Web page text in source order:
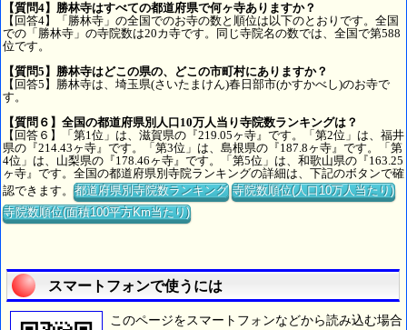
【質問4】勝林寺はすべての都道府県で何ヶ寺ありますか？
【回答4】「勝林寺」の全国でのお寺の数と順位は以下のとおりです。全国
での「勝林寺」の寺院数は20カ寺です。同じ寺院名の数では、全国で第588
位です。
【質問5】勝林寺はどこの県の、どこの市町村にありますか？
【回答5】勝林寺は、埼玉県(さいたまけん)春日部市(かすかべし)のお寺で
す。
【質問６】全国の都道府県別人口10万人当り寺院数ランキングは？
【回答６】「第1位」は、滋賀県の『219.05ヶ寺』です。「第2位」は、福井
県の『214.43ヶ寺』です。「第3位」は、島根県の『187.8ヶ寺』です。「第
4位」は、山梨県の『178.46ヶ寺』です。「第5位」は、和歌山県の『163.25
ヶ寺』です。全国の都道府県別寺院ランキングの詳細は、下記のボタンで確
認できます。都道府県別寺院数ランキング 寺院数順位(人口10万人当たり)
寺院数順位(面積100平方Km当たり)
スマートフォンで使うには
このページをスマートフォンなどから読み込む場合